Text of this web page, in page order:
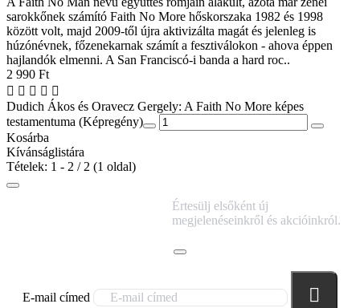
sarokkőnek számító Faith No More hőskorszaka 1982 és 1998
között volt, majd 2009-től újra aktivizálta magát és jelenleg is
húzónévnek, főzenekarnak számít a fesztiválokon - ahova éppen
hajlandók elmenni. A San Franciscó-i banda a hard roc..
2 990 Ft
Dudich Ákos és Oravecz Gergely: A Faith No More képes
testamentuma (Képregény)
Kosárba
Kívánságlistára
Tételek: 1 - 2 / 2 (1 oldal)
Értesülj elsőként új
megjelenéseinkről és akcióinkról.
E-mail címed